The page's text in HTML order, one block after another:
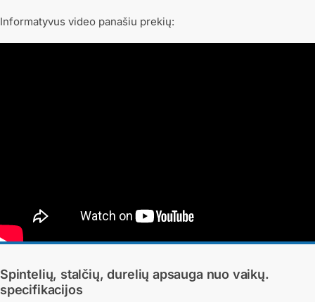
Informatyvus video panašiu prekių:
Spintelių, stalčių, durelių apsauga nuo vaikų.
specifikacijos